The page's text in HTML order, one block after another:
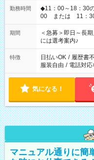
勤務時間
◆11：00～18：30
00 または 11：30～18：30 。*。ブ
ば前職が、 在宅/財
スタッフ スイーツ
業界から入社して活
期間
＜急募＞即日～長
には選考案内♪
特徴 日払いOK / 履歴書
服装自由 / 電話対応
気になる！
マニュアル通りに簡